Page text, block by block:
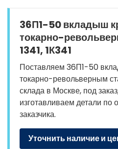
36П1-50 вкладыш
токарно-
1341, 1К341
Поставляем 36П1-50
токарно-револьверным
склада в Москве, под
изготавливаем детали по
заказчика.
Уточнить наличие и